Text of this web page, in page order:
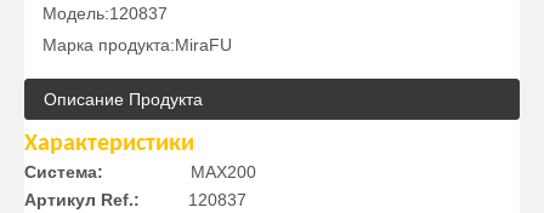
Модель:120837
Марка продукта:MiraFU
Описание Продукта
Характеристики
Система:
MAX200
Артикул Ref.: 120837